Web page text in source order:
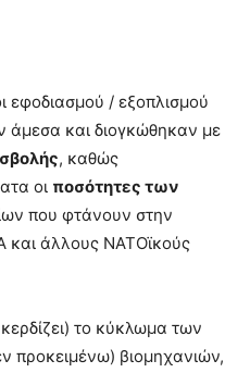
εφοδιασμού / εξοπλισμού
άμεσα και διογκώθηκαν με
, καθώς
οι ποσότητες των
που φτάνουν στην
και άλλους ΝΑΤΟϊκούς
το κύκλωμα των
προκειμένω) βιομηχανιών,